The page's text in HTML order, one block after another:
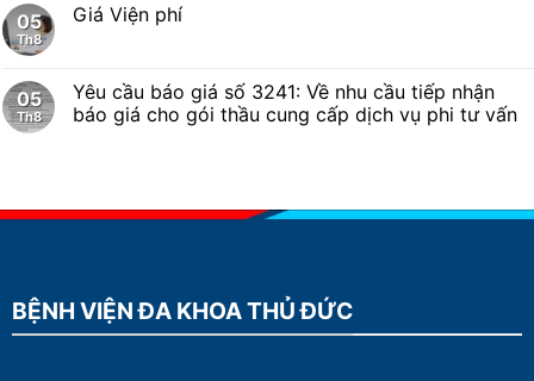
05
Th8
Giá Viện phí
05
Th8
Yêu cầu báo giá số 3241: Về nhu cầu tiếp nhận
báo giá cho gói thầu cung cấp dịch vụ phi tư vấn
BỆNH VIỆN ĐA KHOA THỦ ĐỨC